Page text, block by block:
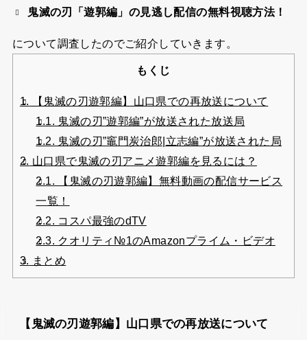
鬼滅の刃「遊郭編」の見逃し配信の無料視聴方法！
について調査したのでご紹介していきます。
もくじ
1.
【鬼滅の刃遊郭編】山口県での再放送について
1.1. 鬼滅の刃”遊郭編”が放送された放送局
1.2. 鬼滅の刃”竈門炭治郎|立志編”が放送された局
2. 山口県で鬼滅の刃アニメ遊郭編を見るには？
2.1. 【鬼滅の刃遊郭編】無料動画の配信サービス
一覧！
2.2. コスパ最強のdTV
2.3. クオリティ№1のAmazonプライム・ビデオ
3. まとめ
【鬼滅の刃遊郭編】山口県での再放送について